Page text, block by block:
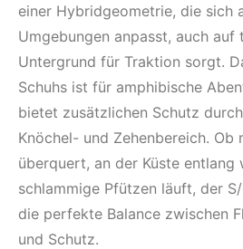
einer Hybridgeometrie, die sich
Umgebungen anpasst, auch auf
Untergrund für Traktion sorgt.
Schuhs ist für amphibische
bietet zusätzlichen Schutz
Knöchel- und Zehenbereich. Ob
überquert, an der Küste
schlammige Pfützen läuft, der
die perfekte Balance zwischen
und Schutz.